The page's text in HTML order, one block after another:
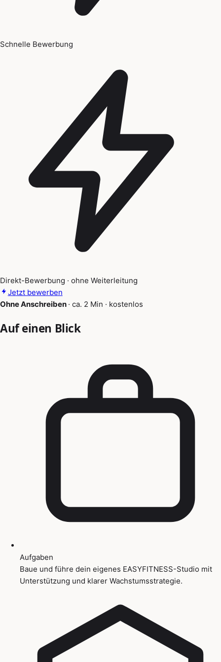
Schnelle Bewerbung
Direkt-Bewerbung · ohne Weiterleitung
Jetzt bewerben
Ohne Anschreiben · ca. 2 Min · kostenlos
Auf einen Blick
Aufgaben
Baue und führe dein eigenes EASYFITNESS-Studio mit
Unterstützung und klarer Wachstumsstrategie.